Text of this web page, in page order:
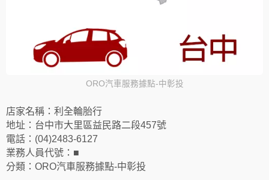
ORO汽車服務據點-中彰投
店家名稱：利全輪胎行
地址：台中市大里區益民路二段457號
電話：(04)2483-6127
業務人員代號：■
分類：ORO汽車服務據點-中彰投